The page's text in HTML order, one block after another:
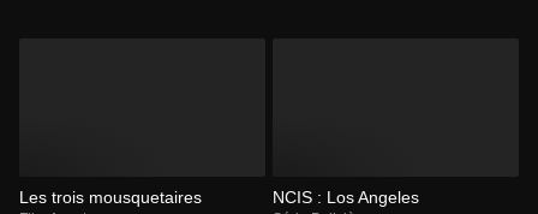
Les trois mousquetaires NCIS : Los Angeles